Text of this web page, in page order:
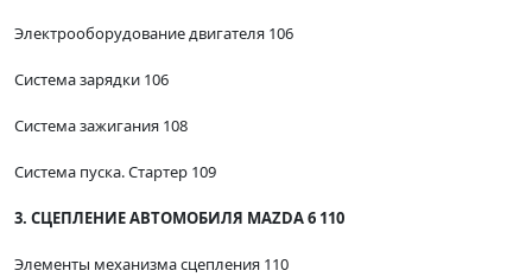
Электрооборудование двигателя 106
Система зарядки 106
Система зажигания 108
Система пуска. Стартер 109
3. СЦЕПЛЕНИЕ АВТОМОБИЛЯ MAZDA 6 110
Элементы механизма сцепления 110